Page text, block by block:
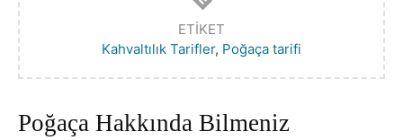
ETIKET
Kahvaltılık Tarifler, Poğaça tarifi
Poğaça Hakkında Bilmeniz